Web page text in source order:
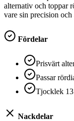
alternativ och toppar
vare sin precision och
Fördelar
Prisvärt
Passar
Tjocklek
Nackdelar